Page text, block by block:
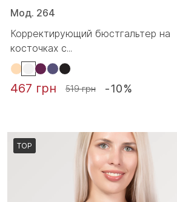
Мод. 264
Корректирующий бюстгальтер на
косточках с...
467 грн 519 грн -10%
TOP